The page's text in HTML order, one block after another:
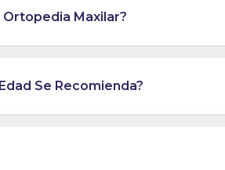
Ortopedia Maxilar?
Se Recomienda?